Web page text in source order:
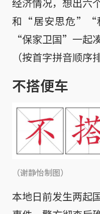
和“居安思危”“
“保家卫国”一起
（按首字拼音顺序
不搭便车
（谢静怡制图）
本地日前发生两起